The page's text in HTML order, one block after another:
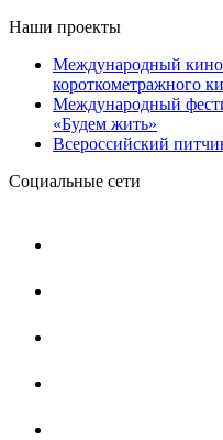
Наши проекты
Международный
короткометражного
Международный
«Будем жить»
Всероссийский
Социальные сети